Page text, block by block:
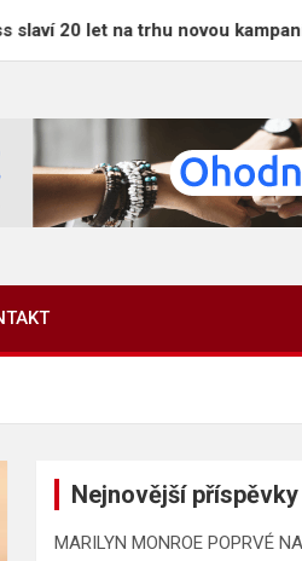
trhu novou kampaní „Zaparkuj
Nejnovější příspěvky
MARILYN MONROE POPRVÉ